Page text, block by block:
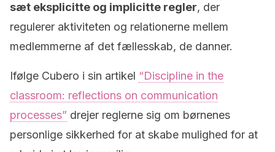
sæt eksplicitte og implicitte regler, der
regulerer aktiviteten og relationerne mellem
medlemmerne af det fællesskab, de danner.
Ifølge Cubero i sin artikel “Discipline in the
classroom: reflections on communication
processes” drejer reglerne sig om børnenes
personlige sikkerhed for at skabe mulighed for at